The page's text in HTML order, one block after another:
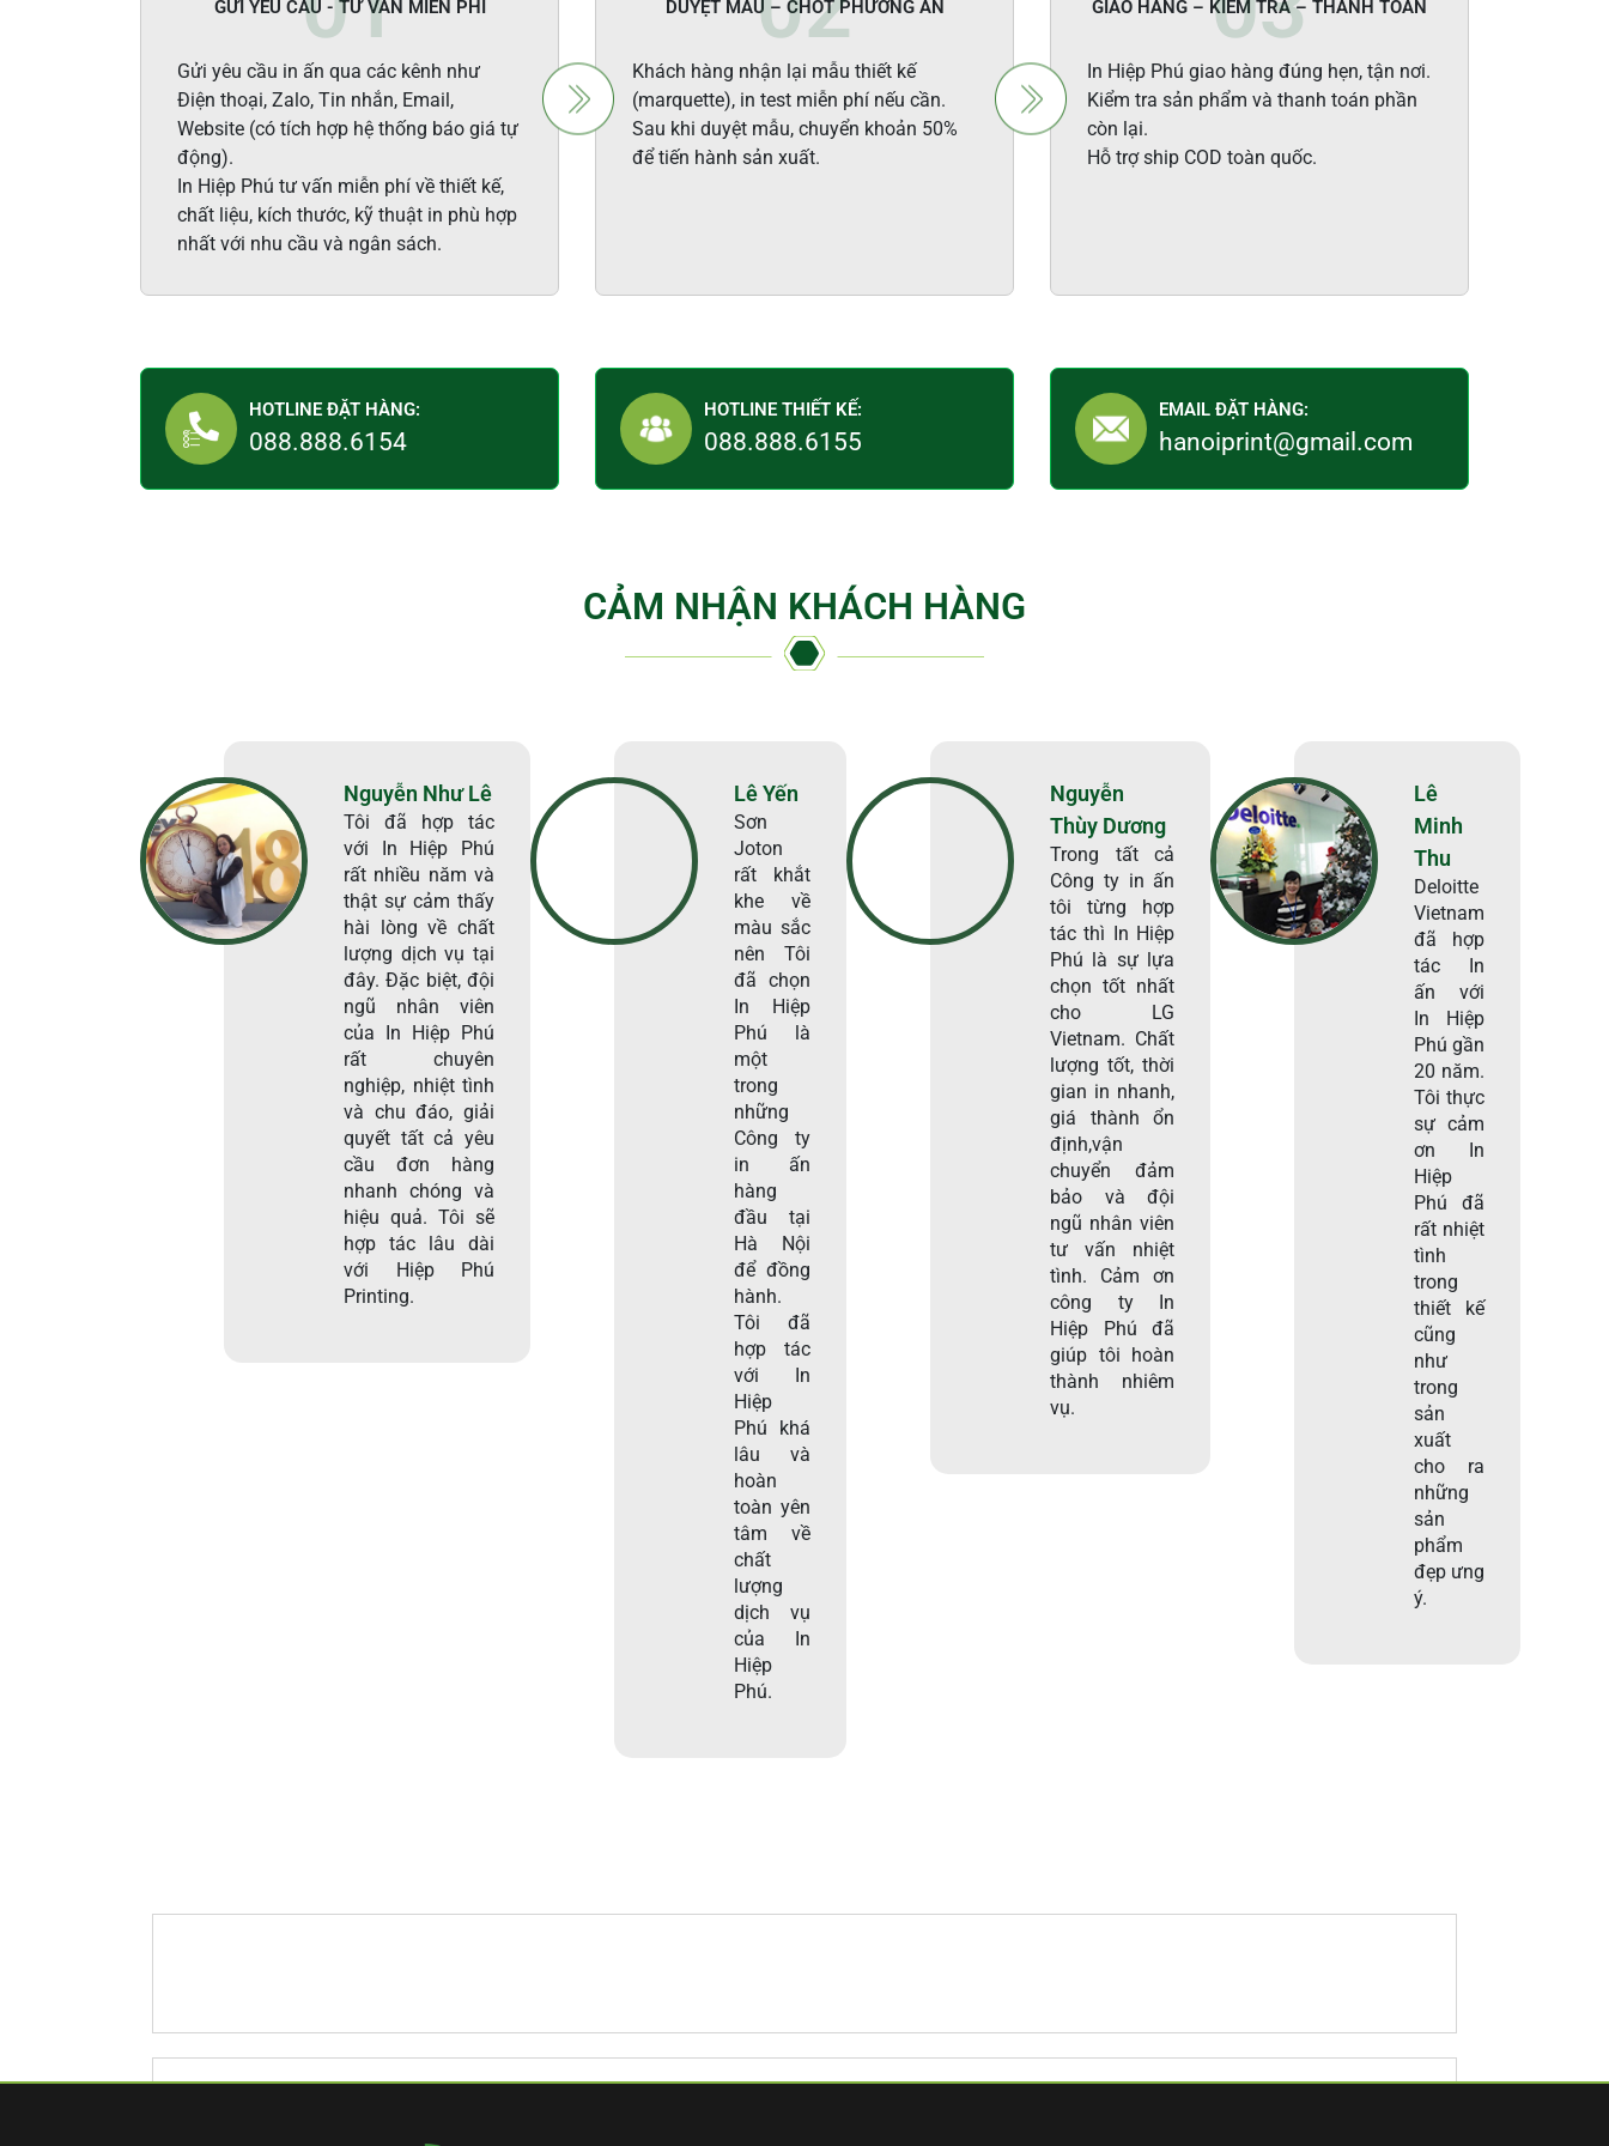
GỬI YÊU CẦU - TƯ VẤN MIỄN PHÍ
Gửi yêu cầu in ấn qua các kênh như
Điện thoại, Zalo, Tin nhắn, Email,
Website (có tích hợp hệ thống báo giá tự
động).
In Hiệp Phú tư vấn miễn phí về thiết kế,
chất liệu, kích thước, kỹ thuật in phù hợp
nhất với nhu cầu và ngân sách.
DUYỆT MẪU – CHỐT PHƯƠNG ÁN
Khách hàng nhận lại mẫu thiết kế
(marquette), in test miễn phí nếu cần.
Sau khi duyệt mẫu, chuyển khoản 50%
để tiến hành sản xuất.
GIAO HÀNG – KIỂM TRA – THANH TOÁN
In Hiệp Phú giao hàng đúng hẹn, tận nơi.
Kiểm tra sản phẩm và thanh toán phần
còn lại.
Hỗ trợ ship COD toàn quốc.
HOTLINE ĐẶT HÀNG:
088.888.6154
HOTLINE THIẾT KẾ:
088.888.6155
EMAIL ĐẶT HÀNG:
hanoiprint@gmail.com
CẢM NHẬN KHÁCH HÀNG
Nguyễn Như Lê
Tôi đã hợp tác
với In Hiệp Phú
rất nhiều năm và
thật sự cảm thấy
hài lòng về chất
lượng dịch vụ tại
đây. Đặc biệt, đội
ngũ nhân viên
của In Hiệp Phú
rất chuyên
nghiệp, nhiệt tình
và chu đáo, giải
quyết tất cả yêu
cầu đơn hàng
nhanh chóng và
hiệu quả. Tôi sẽ
hợp tác lâu dài
với Hiệp Phú
Printing.
Lê Yến
Sơn
Joton
rất khắt
khe về
màu sắc
nên Tôi
đã chọn
In Hiệp
Phú là
một
trong
những
Công ty
in ấn
hàng
đầu tại
Hà Nội
để đồng
hành.
Tôi đã
hợp tác
với In
Hiệp
Phú khá
lâu và
hoàn
toàn yên
tâm về
chất
lượng
dịch vụ
của In
Hiệp
Phú.
Nguyễn
Thùy Dương
Trong tất cả
Công ty in ấn
tôi từng hợp
tác thì In Hiệp
Phú là sự lựa
chọn tốt nhất
cho LG
Vietnam. Chất
lượng tốt, thời
gian in nhanh,
giá thành ổn
định,vận
chuyển đảm
bảo và đội
ngũ nhân viên
tư vấn nhiệt
tình. Cảm ơn
công ty In
Hiệp Phú đã
giúp tôi hoàn
thành nhiêm
vụ.
Lê
Minh
Thu
Deloitte
Vietnam
đã hợp
tác In
ấn với
In Hiệp
Phú gần
20 năm.
Tôi thực
sự cảm
ơn In
Hiệp
Phú đã
rất nhiệt
tình
trong
thiết kế
cũng
như
trong
sản
xuất
cho ra
những
sản
phẩm
đẹp ưng
ý.